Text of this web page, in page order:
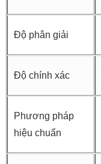
Độ phân giải
Độ chính xác
Phương pháp
hiệu chuẩn